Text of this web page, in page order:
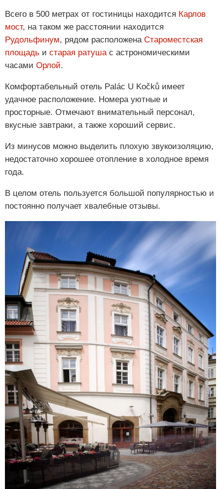
Всего в 500 метрах от гостиницы находится Карлов
мост, на таком же расстоянии находится
Рудольфинум, рядом расположена Староместская
площадь и старая ратушас астрономическими
часами Орлой.
Комфортабельный отель Palác U Kočků имеет
удачное расположение. Номера уютные и
просторные. Отмечают внимательный персонал,
вкусные завтраки, а также хороший сервис.
Из минусов можно выделить плохую звукоизоляцию,
недостаточно хорошее отопление в холодное время
года.
В целом отель пользуется большой популярностью и
постоянно получает хвалебные отзывы.